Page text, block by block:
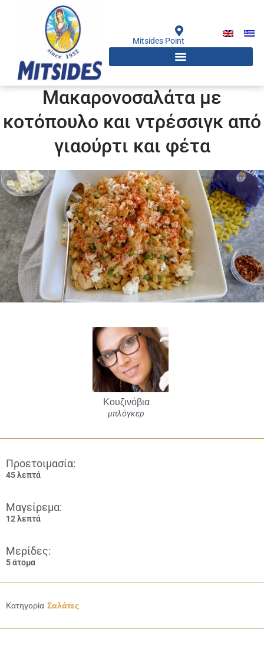
Mitsides Point
Μακαρονοσαλάτα με
κοτόπουλο και ντρέσσιγκ από
γιαούρτι και φέτα
Κουζινόβια
μπλόγκερ
Προετοιμασία:
45 λεπτά
Μαγείρεμα:
12 λεπτά
Μερίδες:
5 άτομα
Κατηγορία Σαλάτες